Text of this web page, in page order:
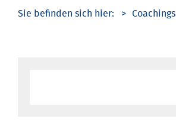
Coachings